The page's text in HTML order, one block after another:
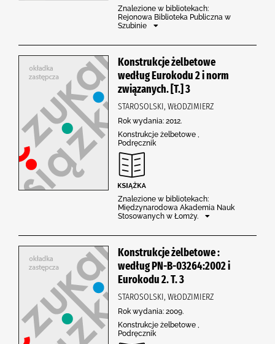
Znalezione w bibliotekach:
Rejonowa Biblioteka Publiczna w
Szubinie
Konstrukcje żelbetowe
według Eurokodu 2 i norm
związanych. [T.] 3
STAROSOLSKI, WŁODZIMIERZ
Rok wydania: 2012.
Konstrukcje żelbetowe ,
Podręcznik
Znalezione w bibliotekach:
Międzynarodowa Akademia Nauk
Stosowanych w Łomży.
Konstrukcje żelbetowe :
według PN-B-03264:2002 i
Eurokodu 2. T. 3
STAROSOLSKI, WŁODZIMIERZ
Rok wydania: 2009.
Konstrukcje żelbetowe ,
Podręcznik